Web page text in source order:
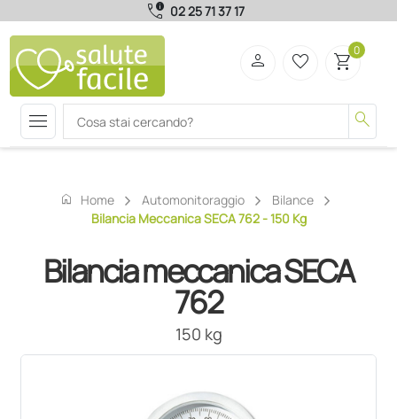
call_quality 02 25 71 37 17
menu search
person favorite_border shopping_cart0
home Home Automonitoraggio
Bilance
Bilancia Meccanica SECA 762 - 150 Kg
Bilancia meccanica SECA
762
150 kg